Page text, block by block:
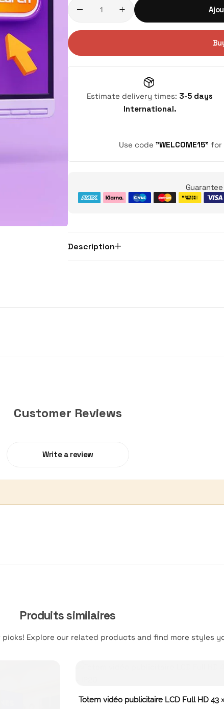
Estimate delivery times: 3-5 days
International.
Use code "WELCOME15" for
Description
Customer Reviews
Write a review
Produits similaires
Explore our related products and find more styles
Totem vidéo publicitaire LCD Full HD 43